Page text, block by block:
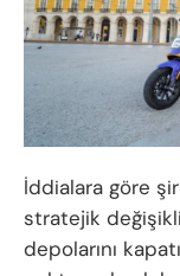
İddialara göre
stratejik
depolarını